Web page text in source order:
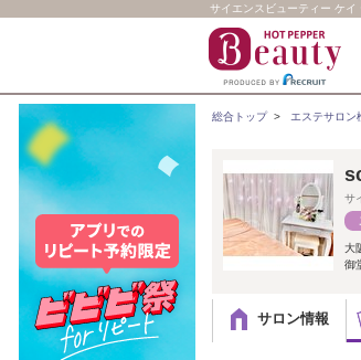
サイエンスビューティー ケイ
総合トップ> エステサロン
サ
大
御
サロン情報